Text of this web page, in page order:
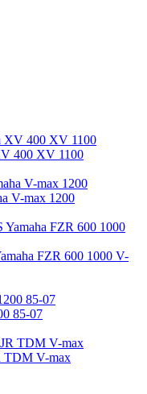
400 XV 1100
V-max 1200
FZR 600 1000 V-
85-07
TDM V-max